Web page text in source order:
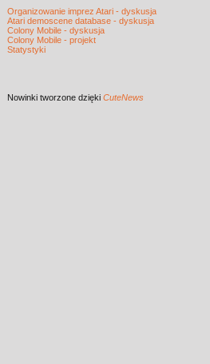
Organizowanie imprez Atari - dyskusja
Atari demoscene database - dyskusja
Colony Mobile - dyskusja
Colony Mobile - projekt
Statystyki
Nowinki tworzone dzięki CuteNews